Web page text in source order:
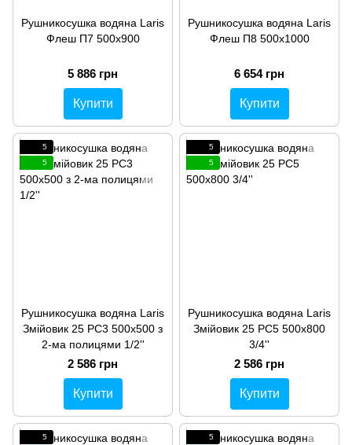
Рушникосушка водяна Laris
Флеш П7 500х900
5 886 грн
Купити
Рушникосушка водяна Laris
Флеш П8 500х1000
6 654 грн
Купити
5
5
Рушникосушка водяна Laris
Змійовик 25 РС3 500х500 з
2-ма полицями 1/2''
2 586 грн
Купити
5
5
Рушникосушка водяна Laris
Змійовик 25 РС5 500х800
3/4''
2 586 грн
Купити
5
5